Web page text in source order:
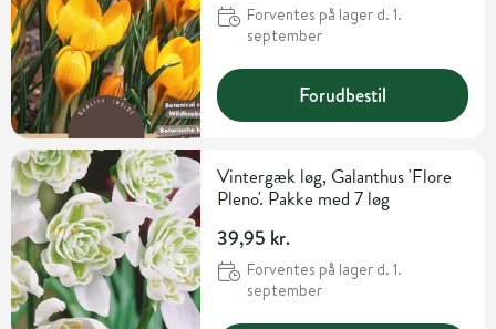
Forventes på lager d. 1.
september
Forudbestil
Vintergæk løg, Galanthus 'Flore
Pleno'. Pakke med 7 løg
39,95 kr.
Forventes på lager d. 1.
september